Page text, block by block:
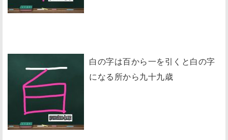
白の字は百から一を引くと白の字
になる所から九十九歳